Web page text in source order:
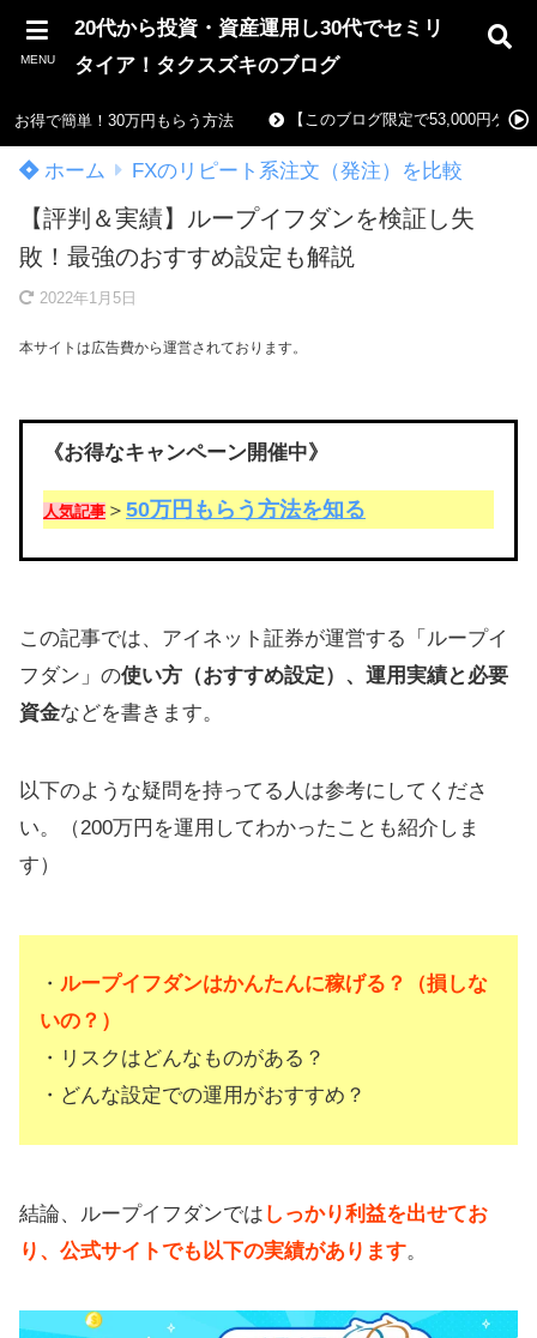
MENU
20代から投資・資産運用し30代でセミリ
タイア！タクスズキのブログ
お得で簡単！30万円もらう方法 【このブログ限定で53,000円ゲッ
ホーム FXのリピート系注文（発注）を比較
【評判＆実績】ループイフダンを検証し失
敗！最強のおすすめ設定も解説
2022年1月5日
本サイトは広告費から運営されております。
《お得なキャンペーン開催中》
人気記事 ＞ 50万円もらう方法を知る
この記事では、アイネット証券が運営する「ループイ
フダン」の使い方（おすすめ設定）、運用実績と必要
資金などを書きます。
以下のような疑問を持ってる人は参考にしてくださ
い。（200万円を運用してわかったことも紹介しま
す）
・ ループイフダンはかんたんに稼げる？（損しな
いの？）
・リスクはどんなものがある？
・どんな設定での運用がおすすめ？
結論、ループイフダンでは しっかり利益を出せてお
り、公式サイトでも以下の実績があります。